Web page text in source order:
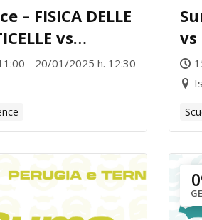
– FISICA DELLE
vs
- 20/01/2025 h. 12:30
vs